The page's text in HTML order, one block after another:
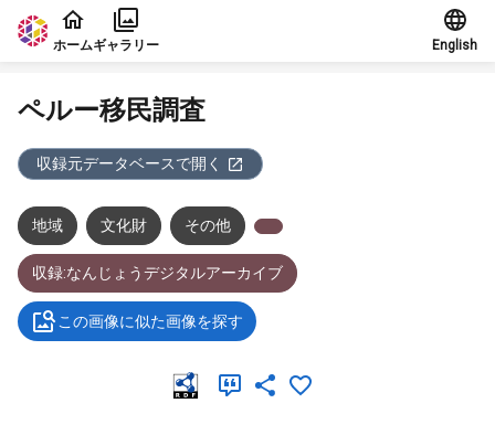
本文に飛ぶ
ホームギャラリー English
ペルー移民調査
収録元データベースで開く
地域 文化財 その他
収録:なんじょうデジタルアーカイブ
この画像に似た画像を探す